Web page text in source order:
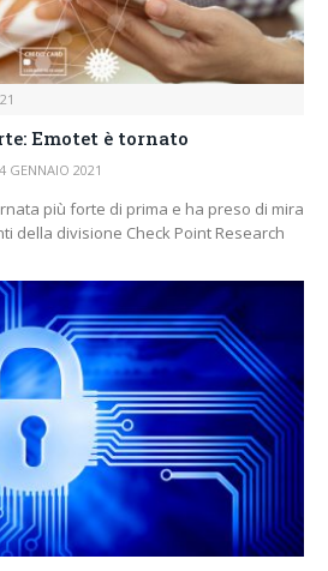
Emotet è tornato
GENNAIO 2021
più forte di prima e ha preso di mira
della divisione Check Point Research